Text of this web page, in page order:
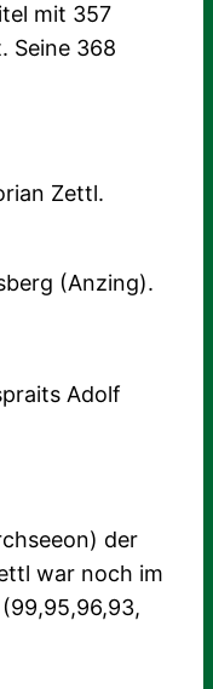
mit 357
Seine 368
Zettl.
(Anzing).
Adolf
der
war noch im